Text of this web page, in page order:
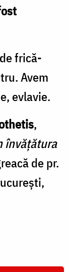
frică-
Avem
evlavie.
,
învățătura
de pr.